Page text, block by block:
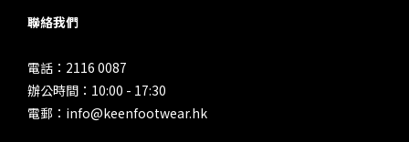
聯絡我們
電話：2116 0087
辦公時間：10:00 - 17:30
電郵：info@keenfootwear.hk